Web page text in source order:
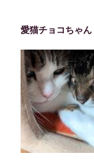
愛猫チョコちゃん